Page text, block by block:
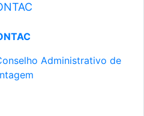
Administrativo de